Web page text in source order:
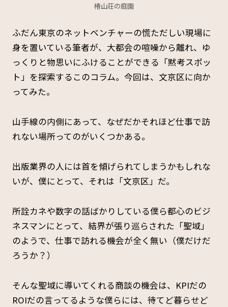
椿山荘の庭園
ふだん東京のネットベンチャーの慌ただしい現場に
身を置いている筆者が、大都会の喧噪から離れ、ゆ
っくりと物思いにふけることができる「黙考スポッ
ト」を探索するこのコラム。今回は、文京区に向か
ってみた。
山手線の内側にあって、なぜだかそれほど仕事で訪
れない場所ってのがいくつかある。
出版業界の人には首を傾げられてしまうかもしれな
いが、僕にとって、それは「文京区」だ。
所詮カネや数字の話ばかりしている僕ら都心のビジ
ネスマンにとって、結界が張り巡らされた「聖域」
のようで、仕事で訪れる機会が全く無い（僕だけだ
ろうか？）
そんな聖域に導いてくれる商談の機会は、KPIだの
ROIだの言ってるような僕らには、待てど暮らせど